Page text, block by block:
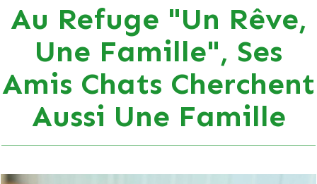
Au Refuge "Un Rêve,
Une Famille", Ses
Amis Chats Cherchent
Aussi Une Famille